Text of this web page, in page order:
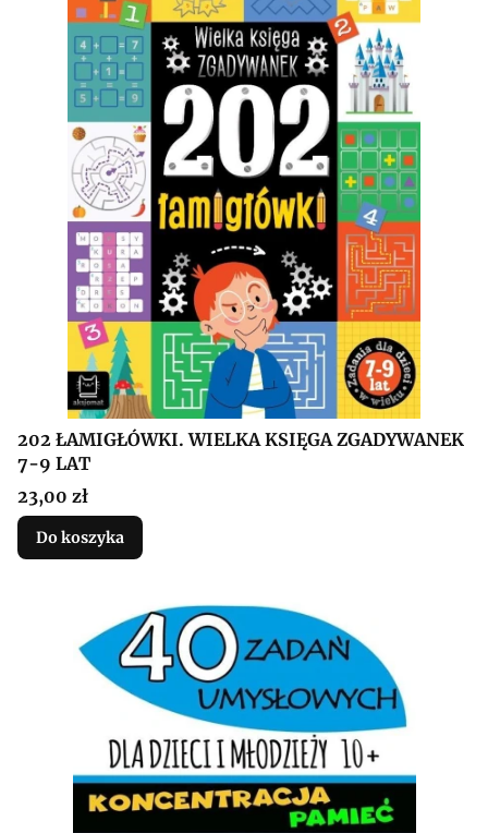
202 ŁAMIGŁÓWKI. WIELKA KSIĘGA ZGADYWANEK
7-9 LAT
Cena
23,00 zł
Do koszyka